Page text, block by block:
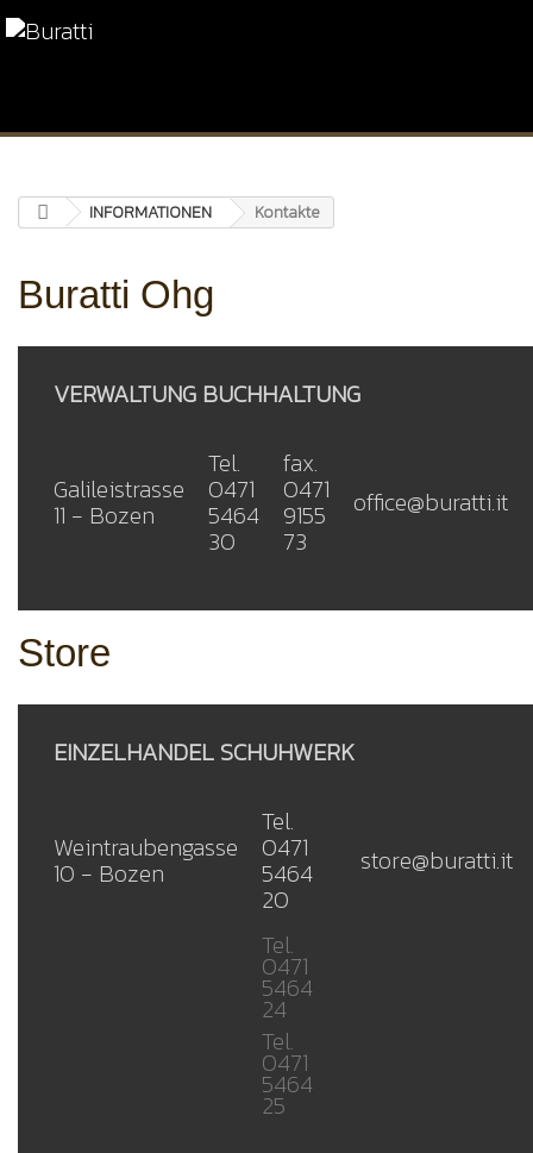
INFORMATIONEN Kontakte
Buratti Ohg
VERWALTUNG BUCHHALTUNG
Galileistrasse
11 - Bozen
Tel.
0471
5464
30
fax.
0471
9155
73
office@buratti.it
Store
EINZELHANDEL SCHUHWERK
Weintraubengasse
10 - Bozen
Tel.
0471
5464
20
store@buratti.it
Tel.
0471
5464
24
Tel.
0471
5464
25